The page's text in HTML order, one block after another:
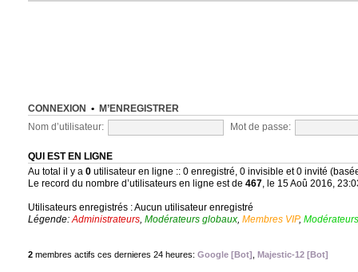
CONNEXION • M’ENREGISTRER
Nom d’utilisateur: Mot de passe:
QUI EST EN LIGNE
Au total il y a 0utilisateur en ligne :: 0 enregistré, 0 invisible et 0 invité
Le record du nombre d’utilisateurs en ligne est de 467, le 15 Aoû 2016,
Utilisateurs enregistrés : Aucun utilisateur enregistré
Légende:Administrateurs, Modérateurs globaux, Membres VIP,
2membres actifs ces dernieres 24 heures: Google [Bot] Majestic-12 [Bot]